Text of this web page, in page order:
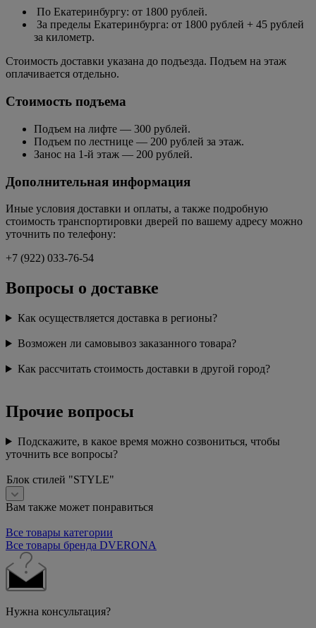
По Екатеринбургу: от 1800 рублей.
За пределы Екатеринбурга: от 1800 рублей + 45 рублей
за километр.
Стоимость доставки указана до подъезда. Подъем на этаж
оплачивается отдельно.
Стоимость подъема
Подъем на лифте — 300 рублей.
Подъем по лестнице — 200 рублей за этаж.
Занос на 1-й этаж — 200 рублей.
Дополнительная информация
Иные условия доставки и оплаты, а также подробную
стоимость транспортировки дверей по вашему адресу можно
уточнить по телефону:
+7 (922) 033-76-54
Вопросы о доставке
Как осуществляется доставка в регионы?
Возможен ли самовывоз заказанного товара?
Как рассчитать стоимость доставки в другой город?
Прочие вопросы
Подскажите, в какое время можно созвониться, чтобы
уточнить все вопросы?
Блок стилей "STYLE"
Вам также может понравиться
Все товары категории
Все товары бренда DVERONA
Нужна консультация?